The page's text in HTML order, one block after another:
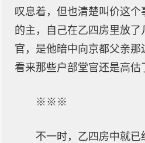
叹息着，但也清楚叫价这
的主，自己在乙四房里放
官，是他暗中向京都父亲
看来那些户部堂官还是高估
※※※
不一时，乙四房中就